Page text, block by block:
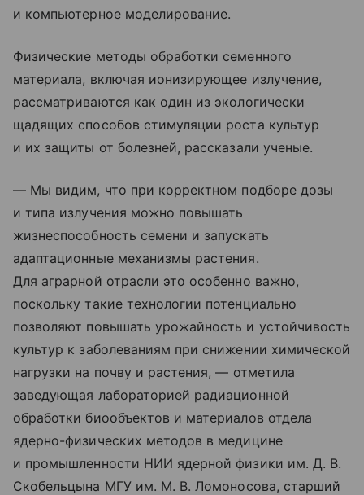
и компьютерное моделирование.
Физические методы обработки семенного
материала, включая ионизирующее излучение,
рассматриваются как один из экологически
щадящих способов стимуляции роста культур
и их защиты от болезней, рассказали ученые.
— Мы видим, что при корректном подборе дозы
и типа излучения можно повышать
жизнеспособность семени и запускать
адаптационные механизмы растения.
Для аграрной отрасли это особенно важно,
поскольку такие технологии потенциально
позволяют повышать урожайность и устойчивость
культур к заболеваниям при снижении химической
нагрузки на почву и растения, — отметила
заведующая лабораторией радиационной
обработки биообъектов и материалов отдела
ядерно-физических методов в медицине
и промышленности НИИ ядерной физики им. Д. В.
Скобельцына МГУ им. М. В. Ломоносова, старший